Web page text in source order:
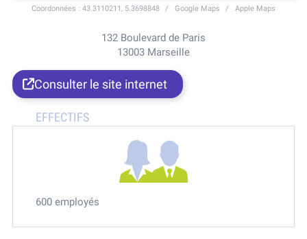
Coordonnées : 43.3110211, 5.3698848 Google Maps Apple Maps
132 Boulevard de Paris
13003 Marseille
Consulter le site internet
600 employés